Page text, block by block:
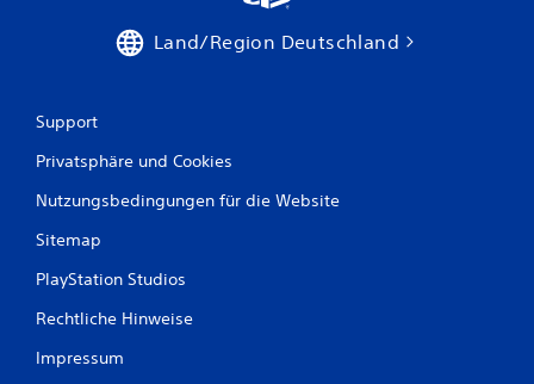
Land/Region Deutschland
Support
Privatsphäre und Cookies
Nutzungsbedingungen für die Website
Sitemap
PlayStation Studios
Rechtliche Hinweise
Impressum